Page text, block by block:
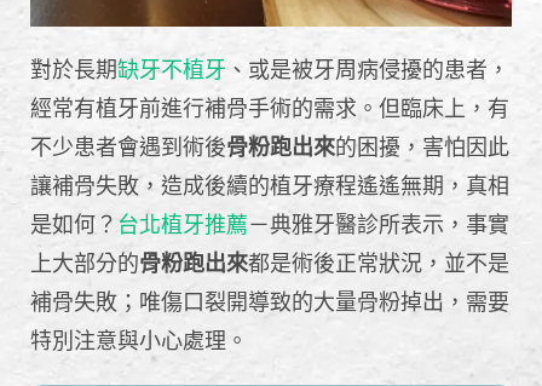
對於長期缺牙不植牙 、或是被牙周病侵擾的患者，
經常有植牙前進行補骨手術的需求。但臨床上，有
不少患者會遇到術後骨粉跑出來的困擾，害怕因此
讓補骨失敗，造成後續的植牙療程遙遙無期，真相
是如何？ 台北植牙推薦－典雅牙醫診所表示，事實
上大部分的骨粉跑出來都是術後正常狀況，並不是
補骨失敗；唯傷口裂開導致的大量骨粉掉出，需要
特別注意與小心處理。